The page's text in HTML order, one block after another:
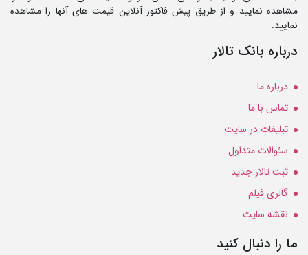
مشاهده نمایید و از طریق پیش فاکتور آنلاین قیمت های آنها را مشاهده
نمایید.
درباره بانک تالار
درباره ما
تماس با ما
تبلیغات در سایت
سئوالات متداول
ثبت تالار جدید
گالری فیلم
نقشه سایت
ما را دنبال کنید